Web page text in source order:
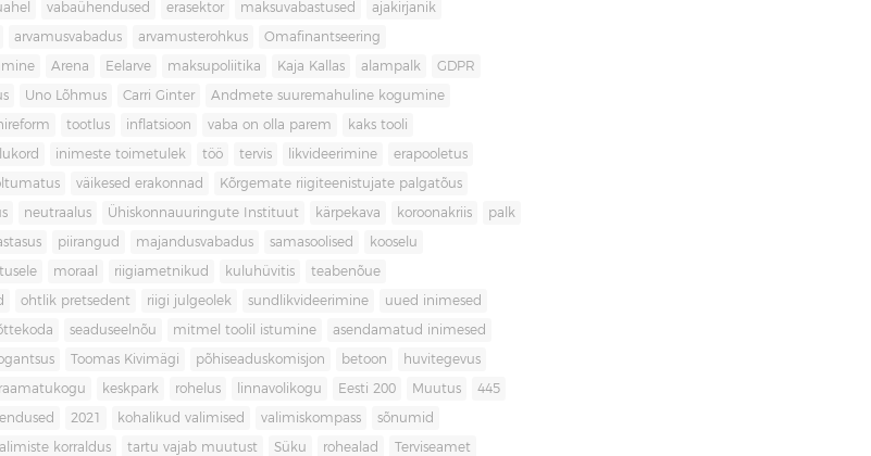
vabaühendused erasektor maksuvabastused ajakirjanik
arvamusvabadus arvamusterohkus Omafinantseering
Arena Eelarve maksupoliitika Kaja Kallas alampalk GDPR
Uno Lõhmus Carri Ginter Andmete suuremahuline kogumine
tootlus inflatsioon vaba on olla parem kaks tooli
inimeste toimetulek töö tervis likvideerimine erapooletus
väikesed erakonnad Kõrgemate riigiteenistujate palgatõus
neutraalus Ühiskonnauuringute Instituut kärpekava koroonakriis palk
piirangud majandusvabadus samasoolised kooselu
moraal riigiametnikud kuluhüvitis teabenõue
ohtlik pretsedent riigi julgeolek sundlikvideerimine uued inimesed
seaduseelnõu mitmel toolil istumine asendamatud inimesed
Toomas Kivimägi põhiseaduskomisjon betoon huvitegevus
keskpark rohelus linnavolikogu Eesti 200 Muutus 445
2021 kohalikud valimised valimiskompass sõnumid
korraldus tartu vajab muutust Süku rohealad Terviseamet